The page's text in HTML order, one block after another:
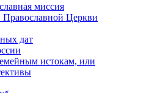
миссия
Православной Церкви
дат
истокам, или